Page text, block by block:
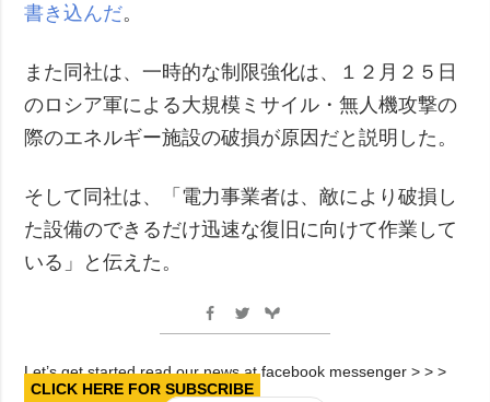
インタビュー
動画
書き込んだ。
また同社は、一時的な制限強化は、１２月２５日
のロシア軍による大規模ミサイル・無人機攻撃の
際のエネルギー施設の破損が原因だと説明した。
そして同社は、「電力事業者は、敵により破損し
た設備のできるだけ迅速な復旧に向けて作業して
いる」と伝えた。
Let’s get started read our news at facebook messenger > > >
CLICK HERE FOR SUBSCRIBE